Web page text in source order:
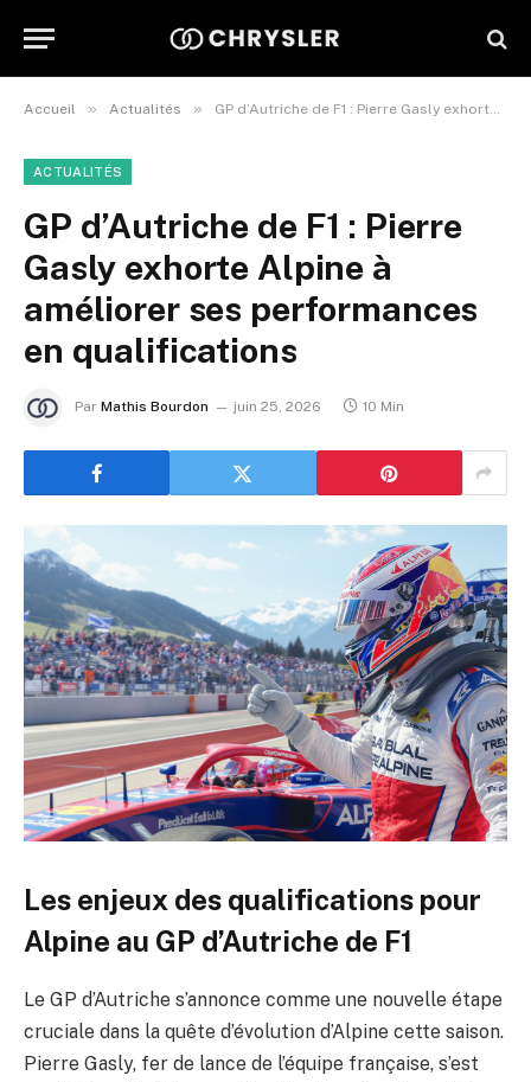
Accueil » Actualités » GP d’Autriche de F1 : Pierre Gasly exhorte Alpine à améliorer ses performances en qualifications
ACTUALITÉS
GP d’Autriche de F1 : Pierre
Gasly exhorte Alpine à
améliorer ses performances
en qualifications
Par Mathis Bourdon juin 25, 2026 10 Min
Les enjeux des qualifications pour
Alpine au GP d’Autriche de F1
Le GP d’Autriche s’annonce comme une nouvelle étape
cruciale dans la quête d’évolution d’Alpine cette saison.
Pierre Gasly, fer de lance de l’équipe française, s’est